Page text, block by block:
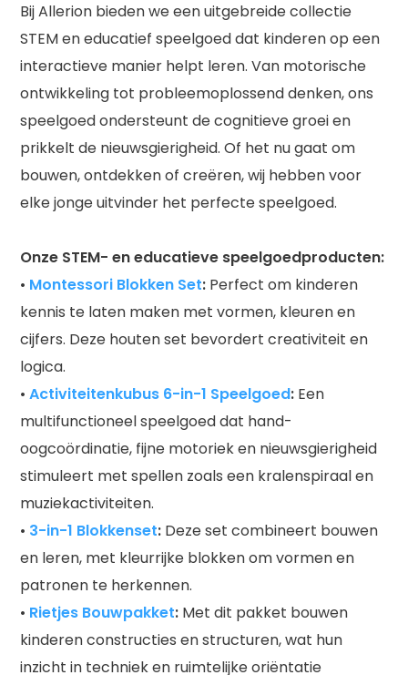
Bij Allerion bieden we een uitgebreide collectie
STEM en educatief speelgoed dat kinderen op een
interactieve manier helpt leren. Van motorische
ontwikkeling tot probleemoplossend denken, ons
speelgoed ondersteunt de cognitieve groei en
prikkelt de nieuwsgierigheid. Of het nu gaat om
bouwen, ontdekken of creëren, wij hebben voor
elke jonge uitvinder het perfecte speelgoed.
Onze STEM- en educatieve speelgoedproducten:
• Montessori Blokken Set: Perfect om kinderen
kennis te laten maken met vormen, kleuren en
cijfers. Deze houten set bevordert creativiteit en
logica.
•Activiteitenkubus 6-in-1 Speelgoed: Een
multifunctioneel speelgoed dat hand-
oogcoördinatie, fijne motoriek en nieuwsgierigheid
stimuleert met spellen zoals een kralenspiraal en
muziekactiviteiten.
• 3-in-1 Blokkenset: Deze set combineert bouwen
en leren, met kleurrijke blokken om vormen en
patronen te herkennen.
• Rietjes Bouwpakket: Met dit pakket bouwen
kinderen constructies en structuren, wat hun
inzicht in techniek en ruimtelijke oriëntatie